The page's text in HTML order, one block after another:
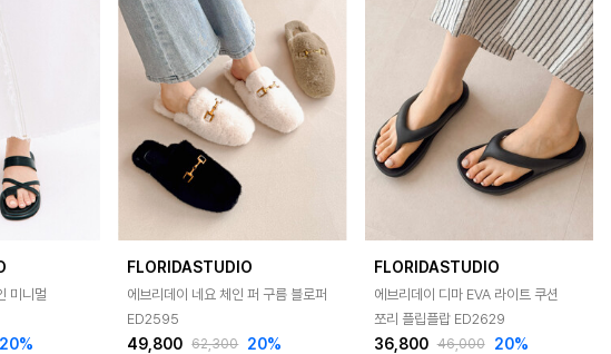
미니멀
20%
FLORIDASTUDIO
에브리데이 네요 체인 퍼 구름 블로퍼
ED2595
49,800 62,300 20%
FLORIDASTUDIO
에브리데이 디마 EVA 라이트 쿠션
쪼리 플립플랍 ED2629
36,800 46,000 20%